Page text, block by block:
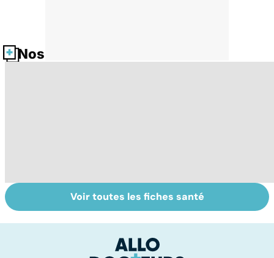
Nos fiches santé
La tuberculose
pulmonaire
Tout savoir sur
les infections
Voir toutes les fiches santé